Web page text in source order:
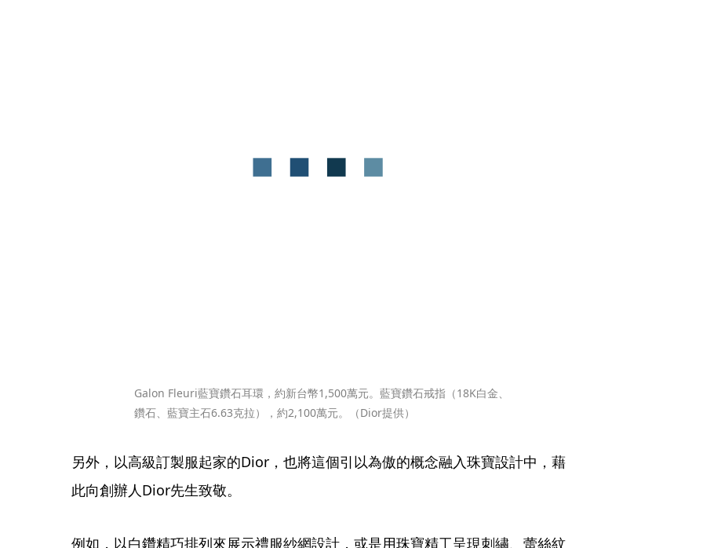
Galon Fleuri藍寶鑽石耳環，約新台幣1,500萬元。藍寶鑽石戒指（18K白金、
鑽石、藍寶主石6.63克拉），約2,100萬元。（Dior提供）
另外，以高級訂製服起家的Dior，也將這個引以為傲的概念融入珠寶設計中，藉
此向創辦人Dior先生致敬。
例如，以白鑽精巧排列來展示禮服紗網設計，或是用珠寶精工呈現刺繡、蕾絲紋